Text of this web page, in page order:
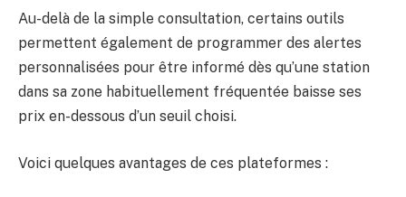
Au-delà de la simple consultation, certains outils
permettent également de programmer des alertes
personnalisées pour être informé dès qu’une station
dans sa zone habituellement fréquentée baisse ses
prix en-dessous d’un seuil choisi.
Voici quelques avantages de ces plateformes :